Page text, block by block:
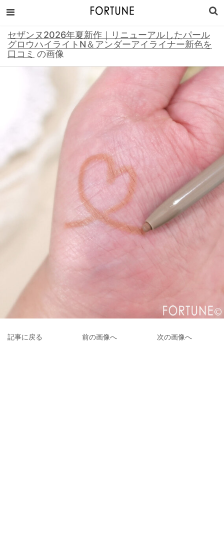
セザンヌ2026年夏新作｜リニューアルしたパール
グロウハイライトN＆アンダーアイライナー新色を
口コミ の画像
記事に戻る 前の画像へ 次の画像へ